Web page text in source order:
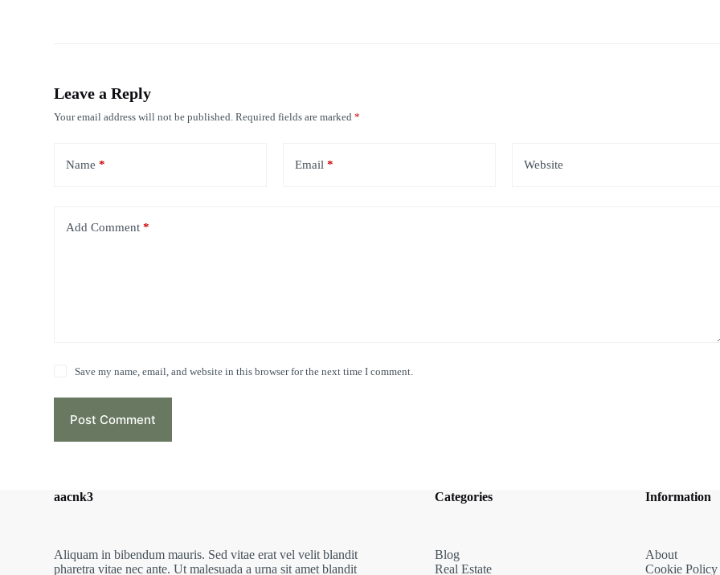
Leave a Reply
Your email address will not be published. Required fields are marked*
Name * Email * Website
Add Comment *
Save my name, email, and website in this browser for the next time I comment.
Post Comment
aacnk3
Aliquam in bibendum mauris. Sed vitae erat vel velit blandit
pharetra vitae nec ante. Ut malesuada a urna sit amet blandit
Categories
Blog
Real Estate
Information
About
Cookie Policy